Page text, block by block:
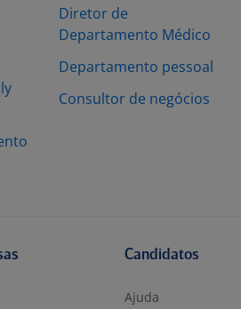
Diretor de
Departamento Médico
Departamento pessoal
Consultor de negócios
Candidatos
Ajuda